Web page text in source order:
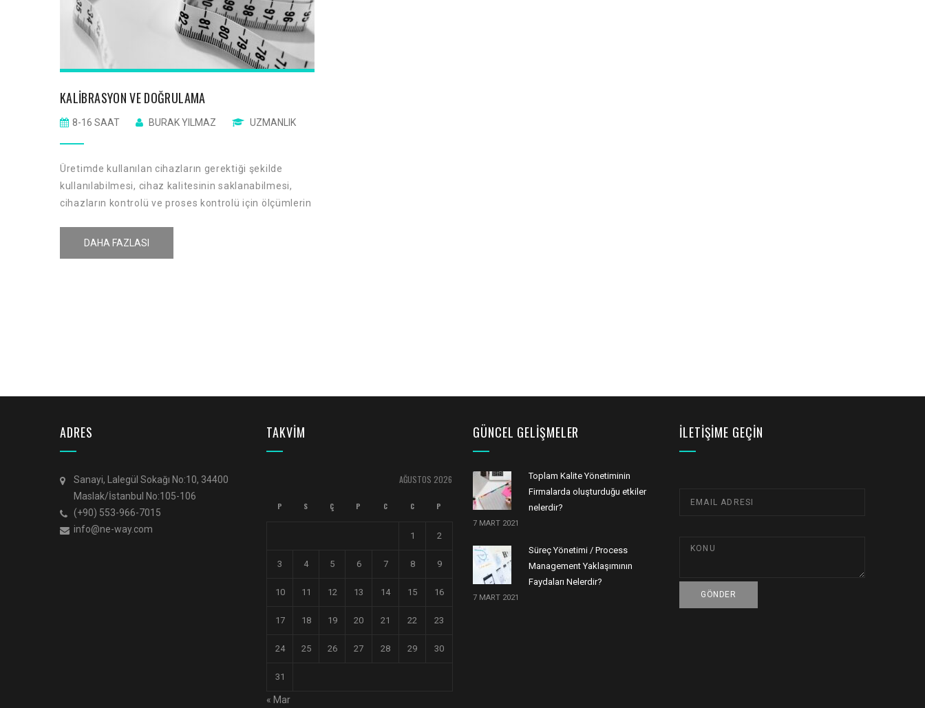
KALIBRASYON VE DOĞRULAMA
8-16 SAAT BURAK YILMAZ UZMANLIK
Üretimde kullanılan cihazların gerektiği şekilde
kullanılabilmesi, cihaz kalitesinin saklanabilmesi,
cihazların kontrolü ve proses kontrolü için ölçümlerin
gerektiği şekilde kullanılması ve bakımı ön
DAHA FAZLASI
ADRES
Sanayi, Lalegül Sokağı No:10, 34400
Maslak/İstanbul No:105-106
(+90) 553-966-7015
info@ne-way.com
TAKVİM
AĞUSTOS 2026
P S Ç P C C P
1 2
3 4 5 6 7 8 9
10 11 12 13 14 15 16
17 18 19 20 21 22 23
24 25 26 27 28 29 30
31
« Mar
GÜNCEL GELIŞMELER
Toplam Kalite Yönetiminin
Firmalarda oluşturduğu etkiler
nelerdir?
7 MART 2021
Süreç Yönetimi / Process
Management Yaklaşımının
Faydaları Nelerdir?
7 MART 2021
İLETIŞIME GEÇIN